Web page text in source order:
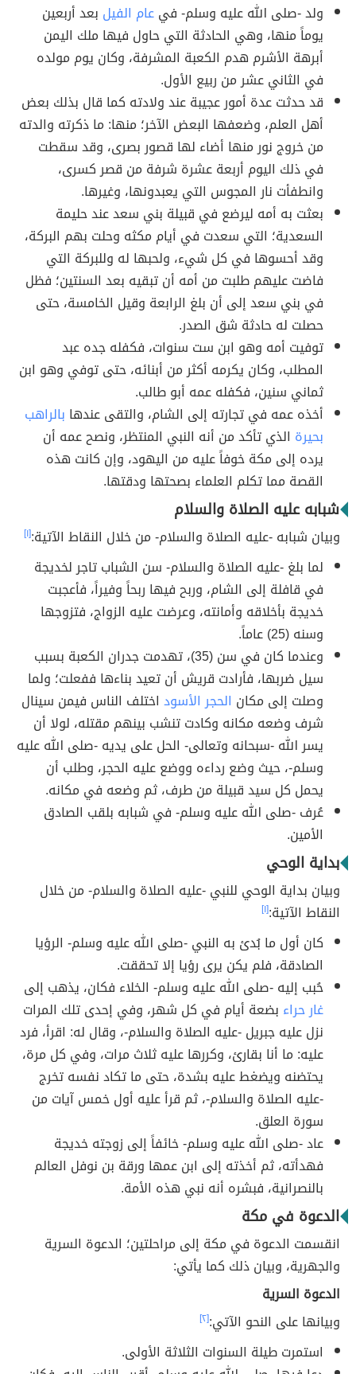
ولد -صلى الله عليه وسلم- فيعام الفيل بعد أربعين
يوماً منها، وهي الحادثة التي حاول فيها ملك اليمن
أبرهة الأشرم هدم الكعبة المشرفة، وكان يوم مولده
في الثاني عشر من ربيع الأول.
قد حدثت عدة أمور عجيبة عند ولادته كما قال بذلك بعض
أهل العلم، وضعفها البعض الآخر؛ منها: ما ذكرته والدته
من خروج نور منها أضاء لها قصور بصرى، وقد سقطت
في ذلك اليوم أربعة عشرة شرفة من قصر كسرى،
وانطفأت نار المجوس التي يعبدونها، وغيرها.
بعثت به أمه ليرضع في قبيلة بني سعد عند حليمة
السعدية؛ التي سعدت في أيام مكثه وحلت بهم البركة،
وقد أحسوها في كل شيء، ولحبها له وللبركة التي
فاضت عليهم طلبت من أمه أن تبقيه بعد السنتين؛ فظل
في بني سعد إلى أن بلغ الرابعة وقيل الخامسة، حتى
حصلت له حادثة شق الصدر.
توفيت أمه وهو ابن ست سنوات، فكفله جده عبد
المطلب، وكان يكرمه أكثر من أبنائه، حتى توفي وهو ابن
ثماني سنين، فكفله عمه أبو طالب.
أخذه عمه في تجارته إلى الشام، والتقى عندها بالراهب
بحيرة الذي تأكد من أنه النبي المنتظر، ونصح عمه أن
يرده إلى مكة خوفاً عليه من اليهود، وإن كانت هذه
القصة مما تكلم العلماء بصحتها ودقتها.
شبابه عليه الصلاة والسلام
وبيان شبابه -عليه الصلاة والسلام- من خلال النقاط الآتية:[١]
لما بلغ -عليه الصلاة والسلام- سن الشباب تاجر لخديجة
في قافلة إلى الشام، وربح فيها ربحاً وفيراً، فأعجبت
خديجة بأخلاقه وأمانته، وعرضت عليه الزواج، فتزوجها
وسنه (25) عاماً.
وعندما كان في سن (35)، تهدمت جدران الكعبة بسبب
سيل ضربها، فأرادت قريش أن تعيد بناءها ففعلت؛ ولما
وصلت إلى مكان الحجر الأسوداختلف الناس فيمن سينال
شرف وضعه مكانه وكادت تنشب بينهم مقتله، لولا أن
يسر الله -سبحانه وتعالى- الحل على يديه -صلى الله عليه
وسلم-، حيث وضع رداءه ووضع عليه الحجر، وطلب أن
يحمل كل سيد قبيلة من طرف، ثم وضعه في مكانه.
عُرف -صلى الله عليه وسلم- في شبابه بلقب الصادق
الأمين.
بداية الوحي
وبيان بداية الوحي للنبي -عليه الصلاة والسلام- من خلال
النقاط الآتية:[١]
كان أول ما بُدئ به النبي -صلى الله عليه وسلم- الرؤيا
الصادقة، فلم يكن يرى رؤيا إلا تحققت.
حُبب إليه -صلى الله عليه وسلم- الخلاء فكان، يذهب إلى
غار حراء بضعة أيام في كل شهر، وفي إحدى تلك المرات
نزل عليه جبريل -عليه الصلاة والسلام-، وقال له: اقرأ، فرد
عليه: ما أنا بقارئ، وكررها عليه ثلاث مرات، وفي كل مرة،
يحتضنه ويضغط عليه بشدة، حتى ما تكاد نفسه تخرج
-عليه الصلاة والسلام-، ثم قرأ عليه أول خمس آيات من
سورة العلق.
عاد -صلى الله عليه وسلم- خائفاً إلى زوجته خديجة
فهدأته، ثم أخذته إلى ابن عمها ورقة بن نوفل العالم
بالنصرانية، فبشره أنه نبي هذه الأمة.
الدعوة في مكة
انقسمت الدعوة في مكة إلى مراحلتين؛ الدعوة السرية
والجهرية، وبيان ذلك كما يأتي:
الدعوة السرية
وبيانها على النحو الآتي:[٢]
استمرت طيلة السنوات الثلاثة الأولى.